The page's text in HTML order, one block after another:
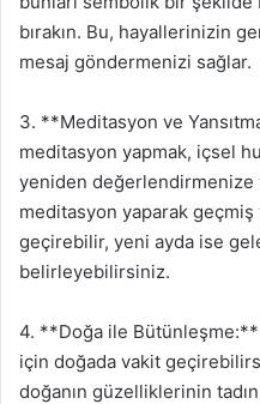
bırakın. Bu, hayallerinizin
mesaj göndermenizi sağlar.
3. **Meditasyon ve
meditasyon yapmak, içsel
yeniden değerlendirmenize
meditasyon yaparak
geçirebilir, yeni ayda ise
belirleyebilirsiniz.
4. **Doğa ile
için doğada vakit
doğanın güzelliklerinin